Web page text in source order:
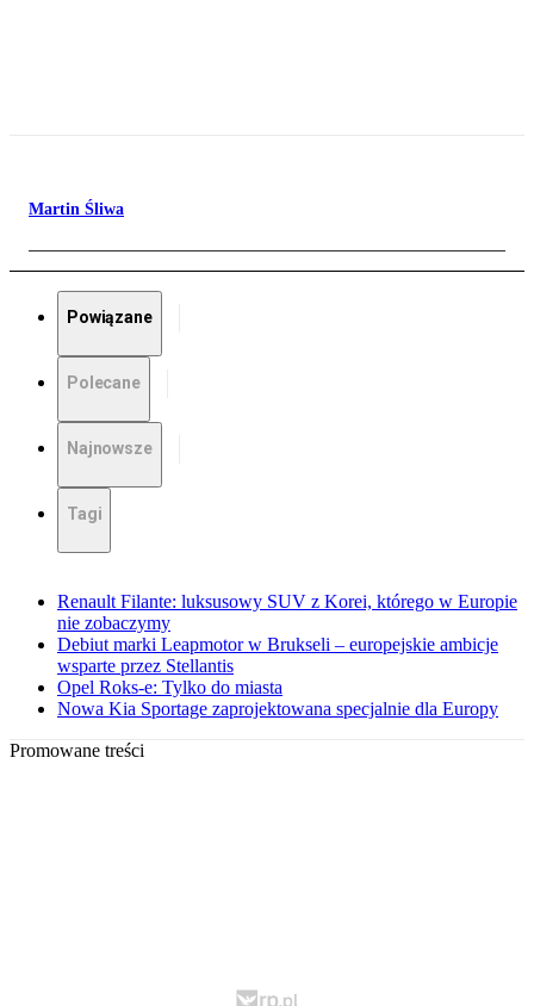
Martin Śliwa
Powiązane
Polecane
Najnowsze
Tagi
Renault Filante: luksusowy SUV z Korei, którego w Europie
nie zobaczymy
Debiut marki Leapmotor w Brukseli – europejskie ambicje
wsparte przez Stellantis
Opel Roks-e: Tylko do miasta
Nowa Kia Sportage zaprojektowana specjalnie dla Europy
Promowane treści